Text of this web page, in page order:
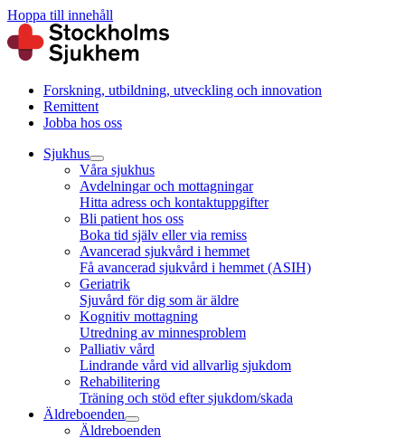
Hoppa till innehåll
Forskning, utbildning, utveckling och innovation
Remittent
Jobba hos oss
Sjukhus
Våra sjukhus
Avdelningar och mottagningar
Hitta adress och kontaktuppgifter
Bli patient hos oss
Boka tid själv eller via remiss
Avancerad sjukvård i hemmet
Få avancerad sjukvård i hemmet (ASIH)
Geriatrik
Sjuvård för dig som är äldre
Kognitiv mottagning
Utredning av minnesproblem
Palliativ vård
Lindrande vård vid allvarlig sjukdom
Rehabilitering
Träning och stöd efter sjukdom/skada
Äldreboenden
Äldreboenden